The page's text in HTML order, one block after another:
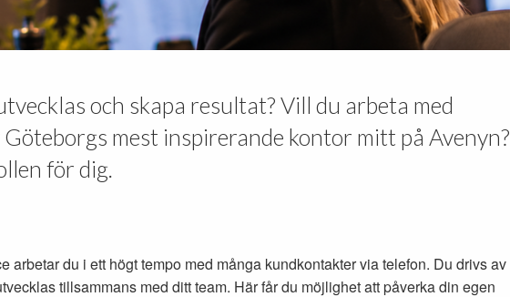
och skapa resultat? Vill du arbeta med
mest inspirerande kontor mitt på Avenyn?
för dig.
arbetar du i ett högt tempo med många kundkontakter via telefon. Du drivs av
tillsammans med ditt team. Här får du möjlighet att påverka din egen